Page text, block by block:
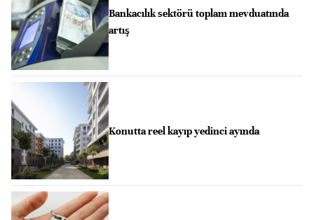
Bankacılık sektörü toplam mevduatında
artış
Konutta reel kayıp yedinci ayında